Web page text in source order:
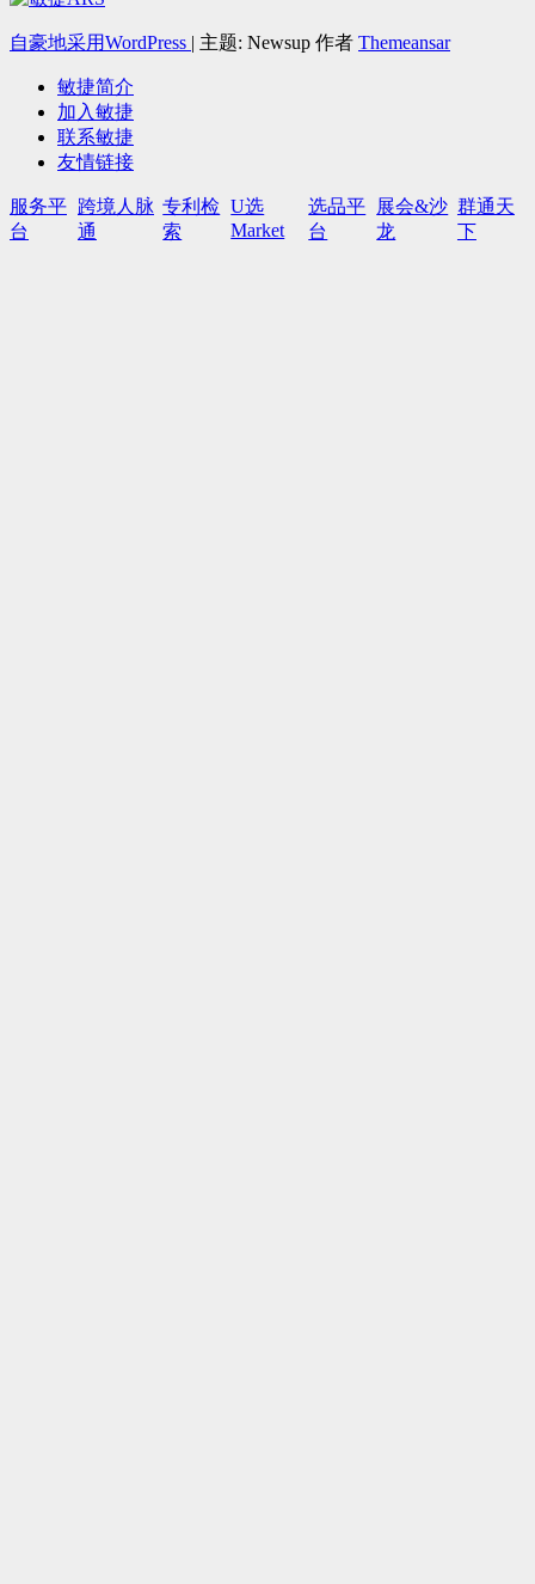
自豪地采用WordPress | 主题: Newsup 作者 Themeansar
敏捷简介
加入敏捷
联系敏捷
友情链接
服务平
台
跨境人脉
通
专利检
索
U选
Market
选品平
台
展会&沙
龙
群通天
下